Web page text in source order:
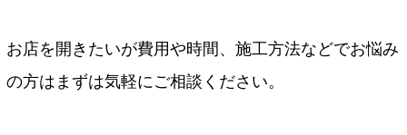
お店を開きたいが費用や時間、施工方法などでお悩み
の方はまずは気軽にご相談ください。